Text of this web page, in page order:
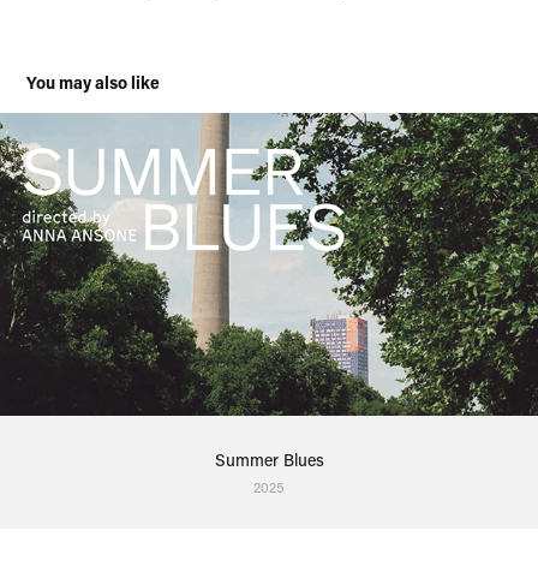
You may also like
Summer Blues
2025